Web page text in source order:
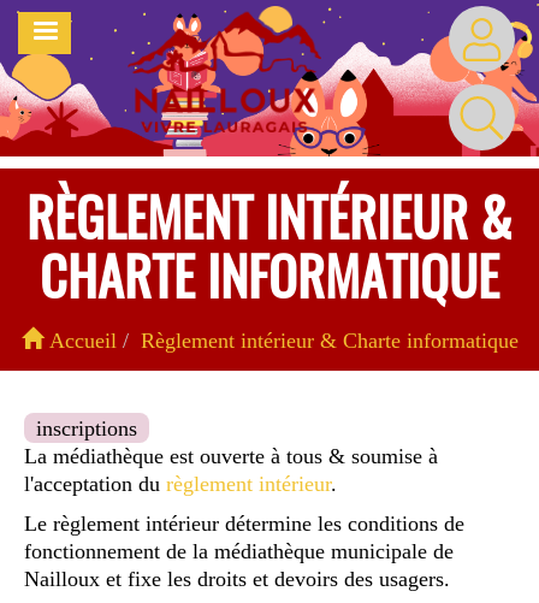
Aller
contenu
principal
MENU
RÈGLEMENT INTÉRIEUR &
CHARTE INFORMATIQUE
Accueil Règlement intérieur & Charte informatique
inscriptions
La médiathèque est ouverte à tous & soumise à
l'acceptation du règlement intérieur.
Le règlement intérieur détermine les conditions de
fonctionnement de la médiathèque municipale de
Nailloux et fixe les droits et devoirs des usagers.